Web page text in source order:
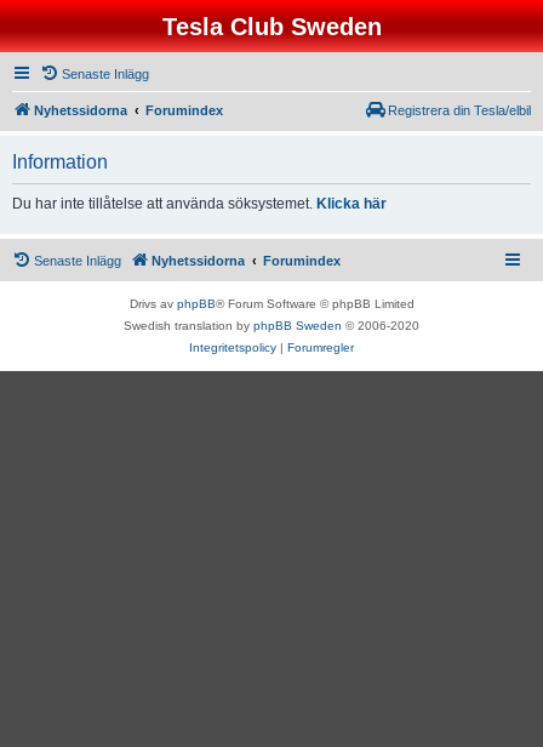
Tesla Club Sweden
Senaste Inlägg
Nyhetssidorna Forumindex Registrera din Tesla/elbil
Information
Du har inte tillåtelse att använda söksystemet. Klicka här
Senaste Inlägg Nyhetssidorna Forumindex
Drivs av phpBB® Forum Software © phpBB Limited
Swedish translation by phpBB Sweden © 2006-2020
Integritetspolicy | Forumregler